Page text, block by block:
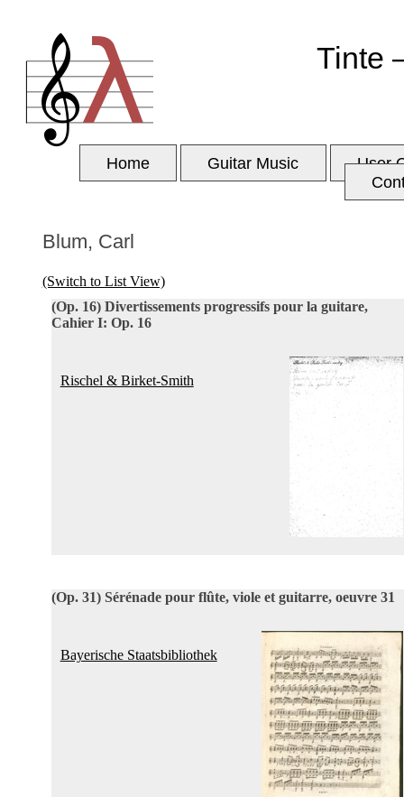
Tinte
Home Guitar Music
User
Blum, Carl
(Switch to List View)
(Op. 16) Divertissements progressifs pour la guitare,
Cahier I: Op. 16
Rischel & Birket-Smith
(Op. 31) Sérénade pour flûte, viole et guitarre, oeuvre 31
Bayerische Staatsbibliothek